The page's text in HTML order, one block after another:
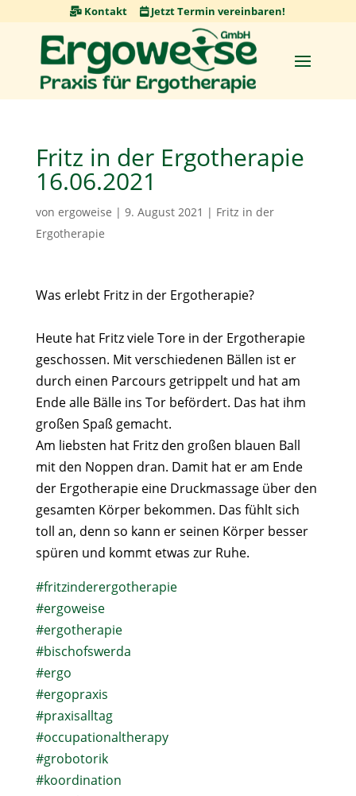
content
Kontakt Jetzt Termin vereinbaren!
Fritz in der Ergotherapie
16.06.2021
von ergoweise | 9. August 2021 | Fritz in der
Ergotherapie
Was erlebt Fritz in der Ergotherapie?⁠
Heute hat Fritz viele Tore in der Ergotherapie
geschossen. Mit verschiedenen Bällen ist er
durch einen Parcours getrippelt und hat am
Ende alle Bälle ins Tor befördert. Das hat ihm
großen Spaß gemacht.⁠
Am liebsten hat Fritz den großen blauen Ball
mit den Noppen dran. Damit hat er am Ende
der Ergotherapie eine Druckmassage über den
gesamten Körper bekommen. Das fühlt sich
toll an, denn so kann er seinen Körper besser
spüren und kommt etwas zur Ruhe.⁠
#fritzinderergotherapie
#ergoweise
#ergotherapie
#bischofswerda
#ergo
#ergopraxis
#praxisalltag
#occupationaltherapy
#grobotorik
#koordination